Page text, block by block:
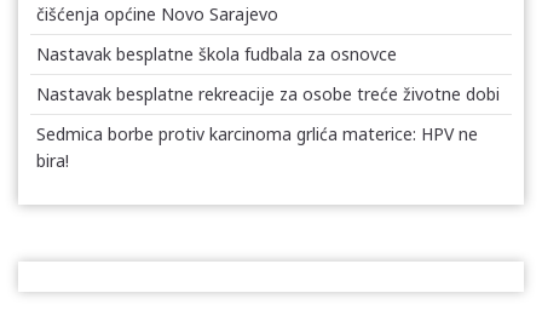
čišćenja općine Novo Sarajevo
Nastavak besplatne škola fudbala za osnovce
Nastavak besplatne rekreacije za osobe treće životne dobi
Sedmica borbe protiv karcinoma grlića materice: HPV ne
bira!